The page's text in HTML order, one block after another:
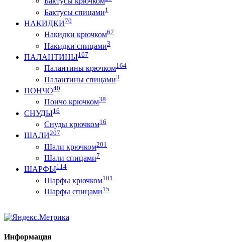
Бактусы спицами1
НАКИДКИ70
Накидки крючком67
Накидки спицами3
ПАЛАНТИНЫ167
Палантины крючком164
Палантины спицами3
ПОНЧО40
Пончо крючком38
СНУДЫ16
Снуды крючком16
ШАЛИ207
Шали крючком201
Шали спицами7
ШАРФЫ114
Шарфы крючком101
Шарфы спицами15
Информация